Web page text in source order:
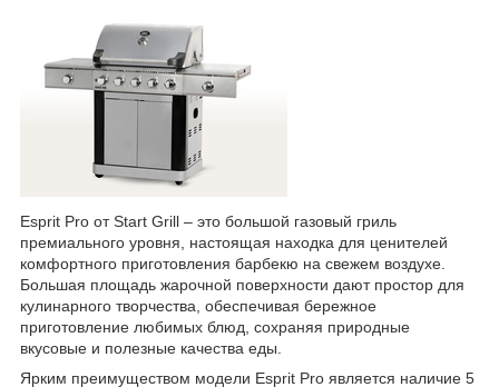
Esprit Pro от Start Grill – это большой газовый гриль
премиального уровня, настоящая находка для ценителей
комфортного приготовления барбекю на свежем воздухе.
Большая площадь жарочной поверхности дают простор для
кулинарного творчества, обеспечивая бережное
приготовление любимых блюд, сохраняя природные
вкусовые и полезные качества еды.
Ярким преимуществом модели Esprit Pro является наличие 5